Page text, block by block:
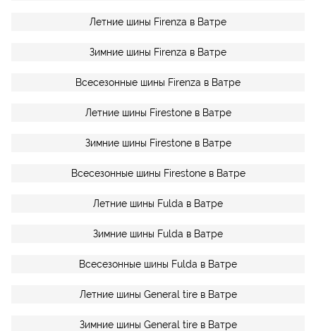
Летние шины Firenza в Ватре
Зимние шины Firenza в Ватре
Всесезонные шины Firenza в Ватре
Летние шины Firestone в Ватре
Зимние шины Firestone в Ватре
Всесезонные шины Firestone в Ватре
Летние шины Fulda в Ватре
Зимние шины Fulda в Ватре
Всесезонные шины Fulda в Ватре
Летние шины General tire в Ватре
Зимние шины General tire в Ватре